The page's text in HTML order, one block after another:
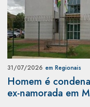
31/07/2026 em Regionais
Homem é
ex-namorada em